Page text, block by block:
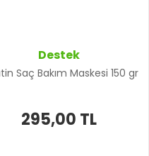
Destek
Saç Bakım Maskesi 150 gr
295,00 TL